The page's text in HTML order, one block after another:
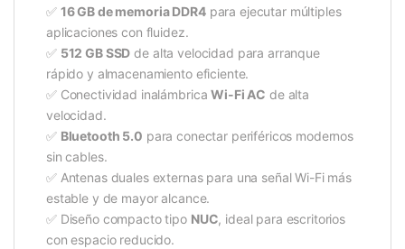
✅ 16 GB de memoria DDR4para ejecutar múltiples
aplicaciones con fluidez.
✅ 512 GB SSD de alta velocidad para arranque
rápido y almacenamiento eficiente.
✅ Conectividad inalámbricaWi-Fi AC de alta
velocidad.
✅ Bluetooth 5.0 para conectar periféricos modernos
sin cables.
✅ Antenas duales externas para una señal Wi-Fi más
estable y de mayor alcance.
✅ Diseño compacto tipo NUC, ideal para escritorios
con espacio reducido.